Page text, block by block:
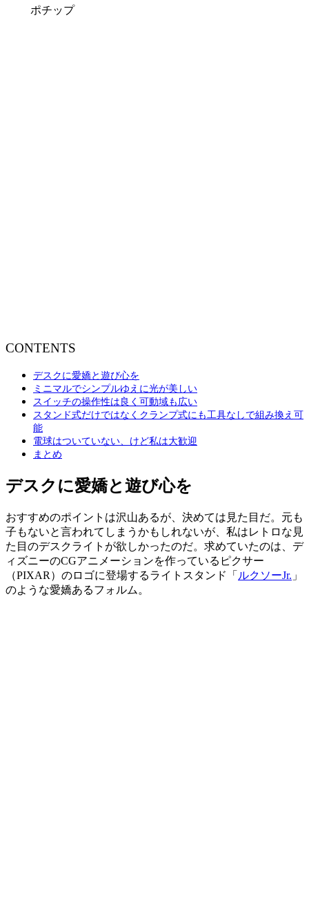
ポチップ
CONTENTS
デスクに愛嬌と遊び心を
ミニマルでシンプルゆえに光が美しい
スイッチの操作性は良く可動域も広い
スタンド式だけではなくクランプ式にも工具なしで組み換え可
能
電球はついていない、けど私は大歓迎
まとめ
デスクに愛嬌と遊び心を
おすすめのポイントは沢山あるが、決めては見た目だ。元も
子もないと言われてしまうかもしれないが、私はレトロな見
た目のデスクライトが欲しかったのだ。求めていたのは、デ
ィズニーのCGアニメーションを作っているピクサー
（PIXAR）のロゴに登場するライトスタンド「 ルクソーJr. 」
のような愛嬌あるフォルム。